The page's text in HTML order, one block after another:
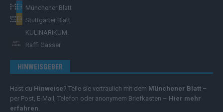
Münchener Blatt
Stuttgarter Blatt
KULINARIKUM.
Raffi Gasser
HINWEISGEBER
Hast du Hinweise? Teile sie vertraulich mit dem Münchener Blatt –
per Post, E-Mail, Telefon oder anonymem Briefkasten – Hier mehr
erfahren.